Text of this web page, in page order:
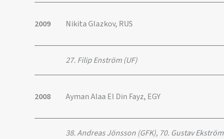
2009 Nikita Glazkov, RUS
27. Filip Enström (UF)
2008 Ayman Alaa El Din Fayz, EGY
38. Andreas Jönsson (GFK), 70. Gustav Ekström